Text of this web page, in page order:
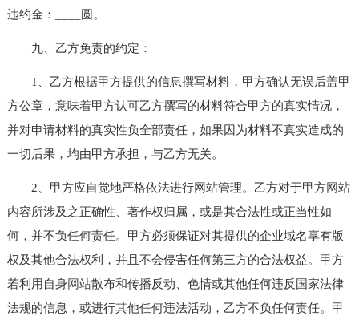
违约金：____圆。
九、乙方免责的约定：
1、乙方根据甲方提供的信息撰写材料，甲方确认无误后盖甲
方公章，意味着甲方认可乙方撰写的材料符合甲方的真实情况，
并对申请材料的真实性负全部责任，如果因为材料不真实造成的
一切后果，均由甲方承担，与乙方无关。
2、甲方应自觉地严格依法进行网站管理。乙方对于甲方网站
内容所涉及之正确性、著作权归属，或是其合法性或正当性如
何，并不负任何责任。甲方必须保证对其提供的企业域名享有版
权及其他合法权利，并且不会侵害任何第三方的合法权益。甲方
若利用自身网站散布和传播反动、色情或其他任何违反国家法律
法规的信息，或进行其他任何违法活动，乙方不负任何责任。甲